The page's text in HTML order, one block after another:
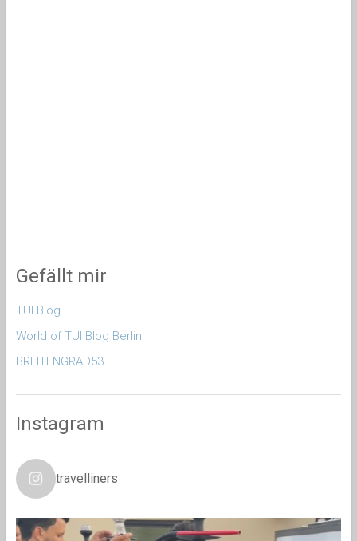
Gefällt mir
TUI Blog
World of TUI Blog Berlin
BREITENGRAD53
Instagram
travelliners